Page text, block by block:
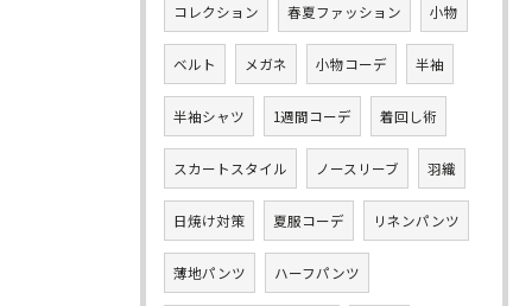
コレクション 春夏ファッション 小物
ベルト メガネ 小物コーデ 半袖
半袖シャツ 1週間コーデ 着回し術
スカートスタイル ノースリーブ 羽織
日焼け対策 夏服コーデ リネンパンツ
薄地パンツ ハーフパンツ